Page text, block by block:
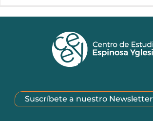
Suscríbete a nuestro Newsletter